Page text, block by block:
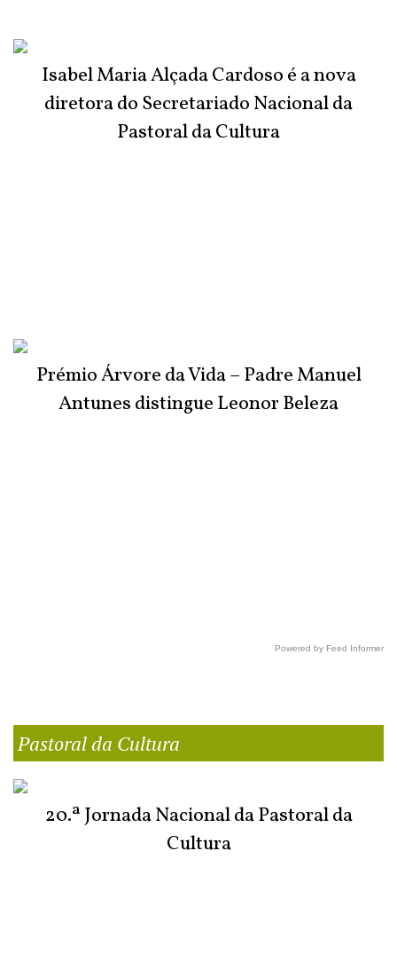
Isabel Maria Alçada Cardoso é a nova
diretora do Secretariado Nacional da
Pastoral da Cultura
Prémio Árvore da Vida – Padre Manuel
Antunes distingue Leonor Beleza
Powered by Feed Informer
Pastoral da Cultura
20.ª Jornada Nacional da Pastoral da
Cultura